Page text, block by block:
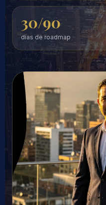
30/90
días de roadmap